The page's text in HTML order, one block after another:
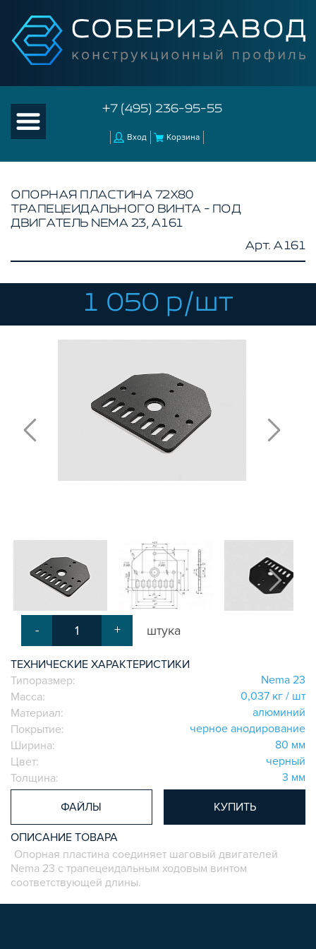
+7 (495) 236-95-55
Вход Корзина
КАТАЛОГ ТОВАРОВ
АКСЕССУАРЫ ДЛЯ V-ПАЗА
КРЕПЕЖНЫЕ ИЗДЕЛИЯ
КРОНШТЕЙНЫ ДЛЯ РЕМЕННОЙ
КРОНШТЕЙНЫ ДЛЯ ВИНТОВОЙ
КРОНШТЕЙНЫ ДЛЯ ДВИГАТЕЛЕЙ
КРОНШТЕЙНЫ ДЛЯ ШПИНДЕЛЕЙ
СОЕДИНИТЕЛЬНЫЕ ПЛАСТИНЫ
Т-БОЛТЫ И Т-ГАЙКИ
СУХАРИ ПАЗОВЫЕ
СИСТЕМА ТРУБНАЯ МОДУЛЬНАЯ
СИСТЕМА ТРУБНАЯ КОНСТРУКЦИОННАЯ
ВНУТРЕННИЕ УГЛОВЫЕ СОЕДИНИТЕЛИ
2-Х И 3-Х СТОРОННИЕ СОЕДИНИТЕЛИ
АДДИТИВНЫЕ ТОВАРЫ
ГОТОВЫЕ РЕШЕНИЯ
ОБЩЕСТРОИТЕЛЬНЫЙ ПРОФИЛЬ
ПОДШИПНИКИ
ЛИНЕЙНЫЕ СОЕДИНИТЕЛИ
ДОПОЛНИТЕЛЬНАЯ ОБРАБОТКА
ПАРАЛЛЕЛЬНЫЕ СОЕДИНИТЕЛИ
ПРОМЫШЛЕННАЯ МЕБЕЛЬ
СИСТЕМА ЛЕСТНИЦ И ПЛАТФОРМ
БЫСТРЫЕ СОЕДИНИТЕЛИ
ОПОРНАЯ ПЛАСТИНА 72X80
ТРАПЕЦЕИДАЛЬНОГО ВИНТА - ПОД
ДВИГАТЕЛЬ NEMA 23, A161
Арт. A161
1 050 р/шт
- + штука
ТЕХНИЧЕСКИЕ ХАРАКТЕРИСТИКИ
Типоразмер:
Nema 23
Масса:
0,037 кг / шт
Материал:
алюминий
Покрытие:
черное анодирование
Ширина:
80 мм
Цвет:
черный
Толщина:
3 мм
ФАЙЛЫ КУПИТЬ
ОПИСАНИЕ ТОВАРА
Опорная пластина соединяет шаговый двигателей
Nema 23 с трапецеидальным ходовым винтом
соответствующей длины.